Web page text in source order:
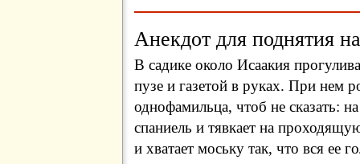
Анекдот для поднятия
В садике около Исаакия
пузе и газетой в руках. При нем
однофамильца, чтоб не сказать:
спаниель и тявкает на
и хватает моську так, что вся ее